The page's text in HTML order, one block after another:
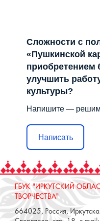
Сложности с
«Пушкинской
приобретением
улучшить
культуры?
Напишите —
Написать
ГБУК "ИРКУТСКИЙ
ТВОРЧЕСТВА"
664025, Россия,